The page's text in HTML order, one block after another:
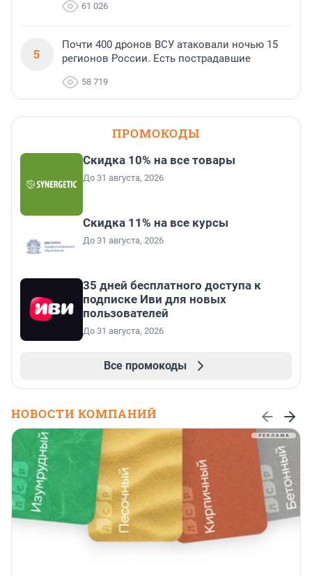
61 026
5
Почти 400 дронов ВСУ атаковали ночью 15
регионов России. Есть пострадавшие
58 719
ПРОМОКОДЫ
Скидка 10% на все товары
До 31 августа, 2026
Скидка 11% на все курсы
До 31 августа, 2026
35 дней бесплатного доступа к
подписке Иви для новых
пользователей
До 31 августа, 2026
Все промокоды
НОВОСТИ КОМПАНИЙ